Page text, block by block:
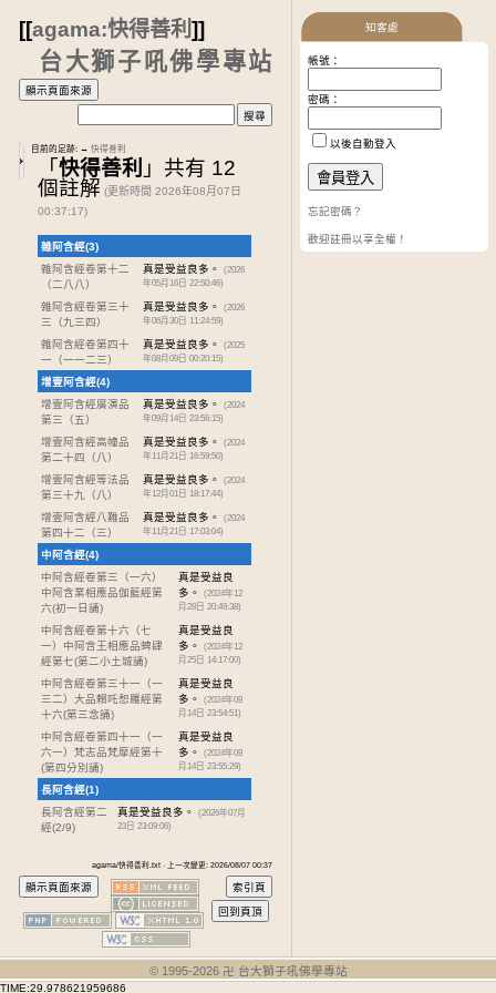
[[agama:快得善利 ]]
台大獅子吼佛學專站
目前的足跡: → 快得善利
「快得善利 」共有 12
個註解 (更新時間 2026年08月07日
00:37:17)
雜阿含經(3)
雜阿含經卷第十二
（二八八）
真是受益良多。
(2026
年05月16日 22:50:46)
雜阿含經卷第三十
三 （九三四）
真是受益良多。
(2026
年06月30日 11:24:59)
雜阿含經卷第四十
一 （一一二三）
真是受益良多。
(2025
年08月09日 00:20:15)
增壹阿含經(4)
增壹阿含經廣演品
第三 （五）
真是受益良多。
(2024
年09月14日 23:56:15)
增壹阿含經高幢品
第二十四 （八）
真是受益良多。
(2024
年11月21日 16:59:50)
增壹阿含經等法品
第三十九
（八）
真是受益良多。
(2024
年12月01日 18:17:44)
增壹阿含經八難品
第四十二 （三）
真是受益良多。
(2024
年11月21日 17:03:04)
中阿含經(4)
中阿含經卷第三 （一六）
中阿含業相應品伽藍經第
六(初一日誦)
真是受益良
多。
(2024年12
月28日 20:49:38)
中阿含經卷第十六 （七
一）中阿含王相應品蜱肆
經第七(第二小土城誦)
真是受益良
多。
(2024年12
月25日 14:17:00)
中阿含經卷第三十一 （一
三二）大品賴吒惒羅經第
十六(第三念誦)
真是受益良
多。
(2024年09
月14日 23:54:51)
中阿含經卷第四十一 （一
六一）梵志品梵摩經第十
(第四分別誦)
真是受益良
多。
(2024年09
月14日 23:55:29)
長阿含經(1)
長阿含經第二
經(2/9)
真是受益良多。
(2026年07月
23日 23:09:06)
agama/快得善利.txt · 上一次變更: 2026/08/07 00:37
知客處
帳號：
密碼：
以後自動登入
忘記密碼？
歡迎註冊以享全權！
© 1995-2026 卍 台大獅子吼佛學專站
TIME:29.978621959686